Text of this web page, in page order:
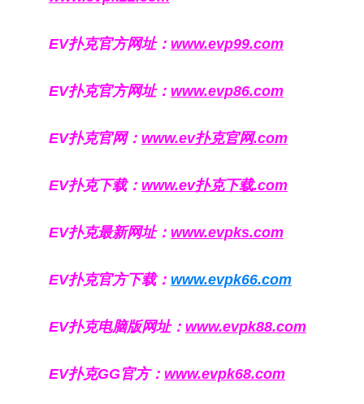
EV扑克官方网址： www.evp99.com
EV扑克官方网址： www.evp86.com
EV扑克官网： www.ev扑克官网.com
EV扑克下载： www.ev扑克下载.com
EV扑克最新网址： www.evpks.com
EV扑克官方下载： www.evpk66.com
EV扑克电脑版网址： www.evpk88.com
EV扑克GG官方： www.evpk68.com